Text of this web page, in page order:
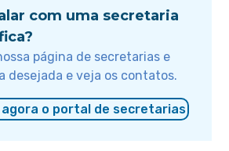
com uma secretaria
página de secretarias e
desejada e veja os contatos.
agora o portal de secretarias